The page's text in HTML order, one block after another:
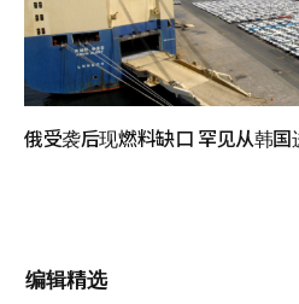
俄受袭后现燃料缺口 罕见从韩国
编辑精选